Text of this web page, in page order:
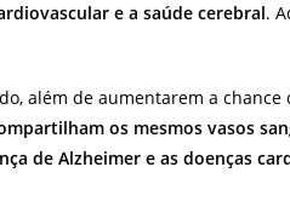
e a saúde cerebral.
além de aumentarem a chance
os mesmos vasos
de Alzheimer e as doenças